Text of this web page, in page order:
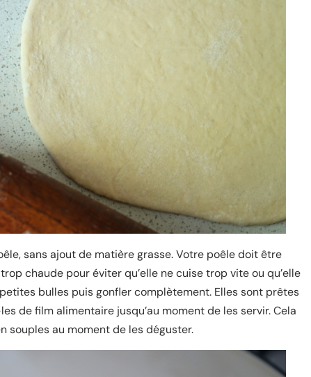
sans ajout de matière grasse. Votre poêle doit être
chaude pour éviter qu’elle ne cuise trop vite ou qu’elle
bulles puis gonfler complètement. Elles sont prêtes
de film alimentaire jusqu’au moment de les servir. Cela
souples au moment de les déguster.